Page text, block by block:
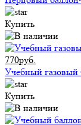
Купить
770руб.
Учебный газовый
Купить